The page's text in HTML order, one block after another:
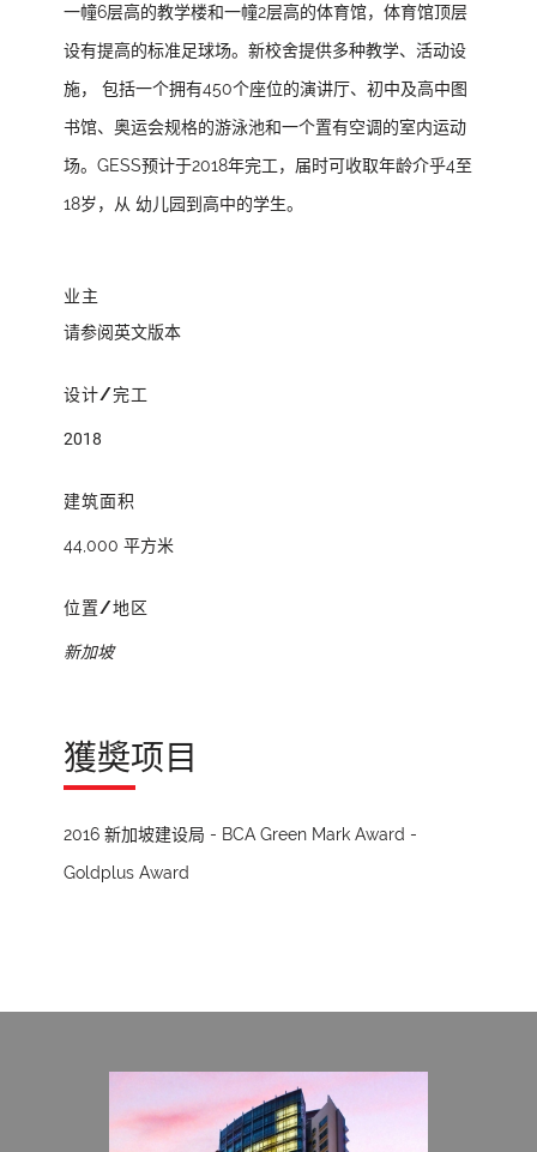
一幢6层高的教学楼和一幢2层高的体育馆，体育馆顶层
设有提高的标准足球场。新校舍提供多种教学、活动设
施， 包括一个拥有450个座位的演讲厅、初中及高中图
书馆、奥运会规格的游泳池和一个置有空调的室内运动
场。GESS预计于2018年完工，届时可收取年龄介乎4至
18岁，从 幼儿园到高中的学生。
业主
请参阅英文版本
设计/完工
2018
建筑面积
44,000 平方米
位置/地区
新加坡
獲奬项目
2016 新加坡建设局 - BCA Green Mark Award -
Goldplus Award